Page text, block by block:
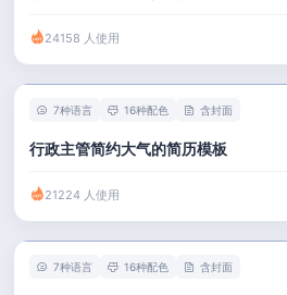
24158 人使用
7种语言 16种配色 含封面
行政主管简约大气的简历模板
21224 人使用
7种语言 16种配色 含封面